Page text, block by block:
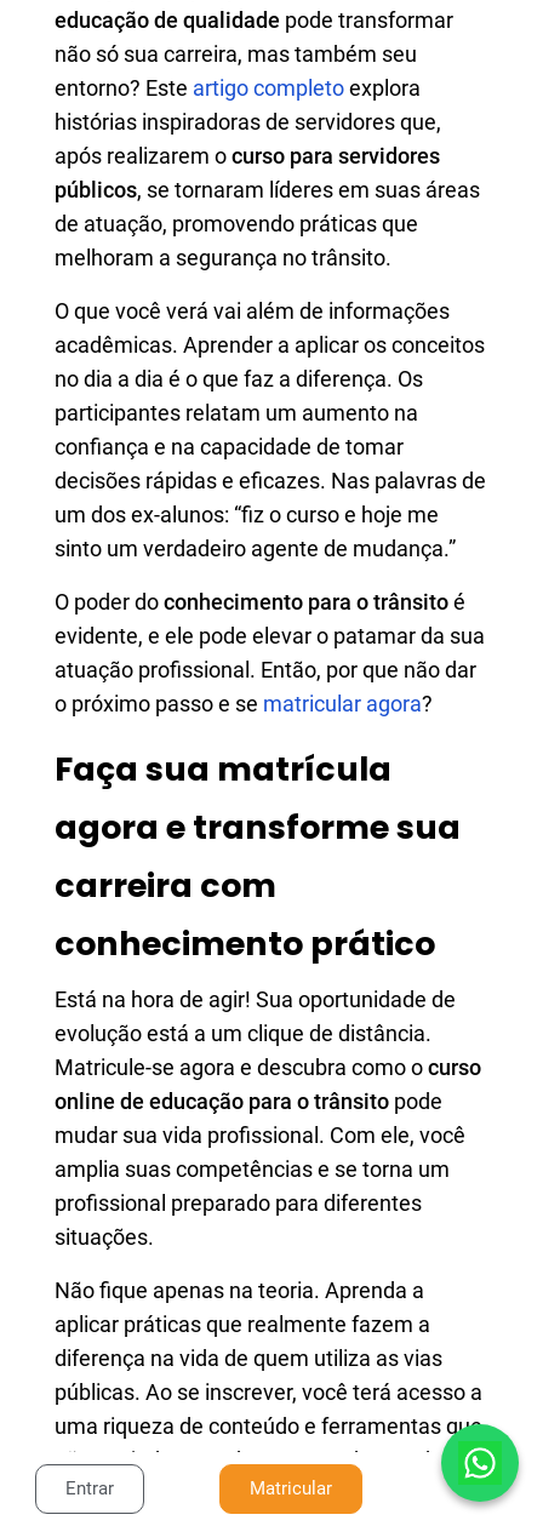
educação de qualidade pode transformar
não só sua carreira, mas também seu
entorno? Este artigo completoexplora
histórias inspiradoras de servidores que,
após realizarem ocurso para servidores
públicos, se tornaram líderes em suas áreas
de atuação, promovendo práticas que
melhoram a segurança no trânsito.
O que você verá vai além de informações
acadêmicas. Aprender a aplicar os conceitos
no dia a dia é o que faz a diferença. Os
participantes relatam um aumento na
confiança e na capacidade de tomar
decisões rápidas e eficazes. Nas palavras de
um dos ex-alunos: “fiz o curso e hoje me
sinto um verdadeiro agente de mudança.”
O poder doconhecimento para o trânsitoé
evidente, e ele pode elevar o patamar da sua
atuação profissional. Então, por que não dar
o próximo passo e se matricular agora?
Faça sua matrícula
agora e transforme sua
carreira com
conhecimento prático
Está na hora de agir! Sua oportunidade de
evolução está a um clique de distância.
Matricule-se agora e descubra como ocurso
online de educação para o trânsito pode
mudar sua vida profissional. Com ele, você
amplia suas competências e se torna um
profissional preparado para diferentes
situações.
Não fique apenas na teoria. Aprenda a
aplicar práticas que realmente fazem a
diferença na vida de quem utiliza as vias
públicas. Ao se inscrever, você terá acesso a
uma riqueza de conteúdo e ferramentas que
vão te ajudar a se destacar. A chance de
enriquecer seu currículo e sua atuação é
Entrar Matricular